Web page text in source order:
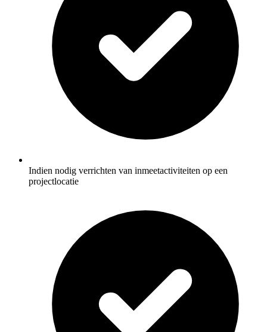
Indien nodig verrichten van inmeetactiviteiten op een
projectlocatie